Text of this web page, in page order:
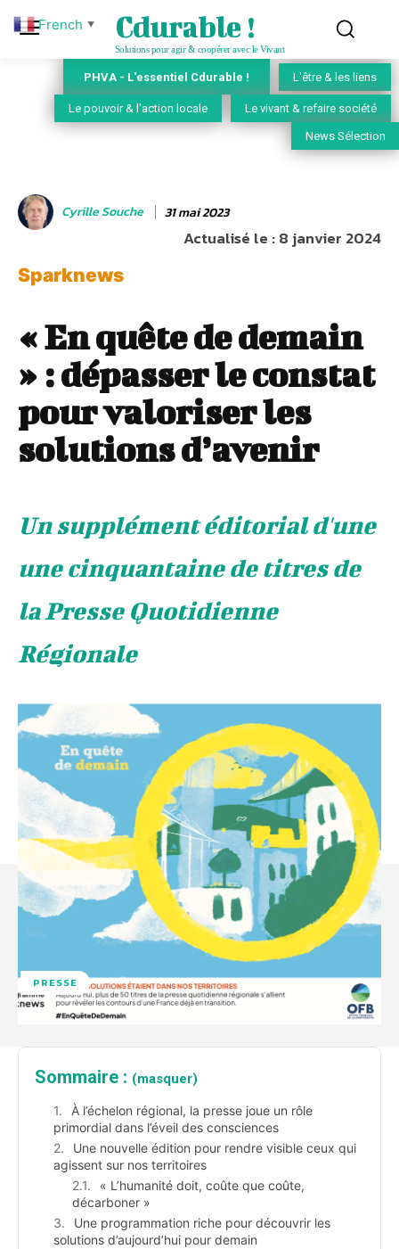
Cdurable !
Solutions pour agir & coopérer avec le Vivant
PHVA - L'essentiel Cdurable ! L'être & les liens
Le pouvoir & l'action locale Le vivant & refaire société
News Sélection
Cyrille Souche 31 mai 2023
Actualisé le :8 janvier 2024
Sparknews
« En quête de demain
» : dépasser le constat
pour valoriser les
solutions d’avenir
Un supplément éditorial d'une
une cinquantaine de titres de
la Presse Quotidienne
Régionale
PRESSE
Sommaire : (masquer)
À l’échelon régional, la presse joue un rôle
primordial dans l’éveil des consciences
Une nouvelle édition pour rendre visible ceux qui
agissent sur nos territoires
« L’humanité doit, coûte que coûte,
décarboner »
Une programmation riche pour découvrir les
solutions d’aujourd’hui pour demain
French ▼